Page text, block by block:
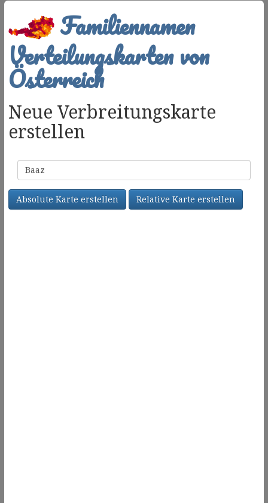
Familiennamen
Verteilungskarten von
Österreich
Neue Verbreitungskarte
erstellen
Familienname
Absolute Karte erstellen Relative Karte erstellen